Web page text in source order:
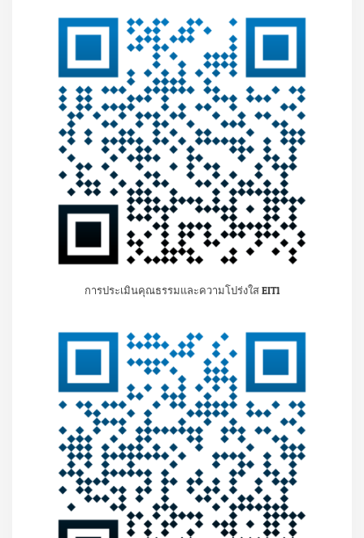
การประเมินคุณธรรมและความโปร่งใส EIT1